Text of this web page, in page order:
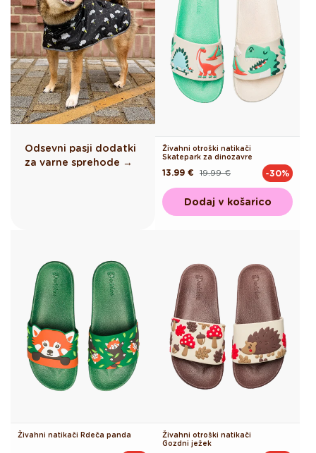
Odsevni pasji dodatki
za varne sprehode →
Živahni otroški natikači
Skatepark za dinozavre
Redna
19.99 €
Akcijska
13.99 € -30%
Dodaj v košarico
Živahni natikači Rdeča panda
Živahni otroški natikači
Gozdni ježek